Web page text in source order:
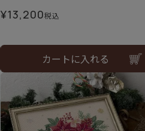
¥13,200税込
カートに入れる